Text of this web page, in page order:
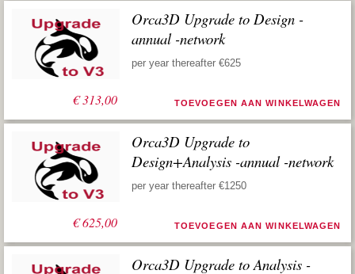
€313,00
Orca3D Upgrade to Design -
annual -network
per year thereafter €625
TOEVOEGEN AAN WINKELWAGEN
€625,00
Orca3D Upgrade to
Design+Analysis -annual -network
per year thereafter €1250
TOEVOEGEN AAN WINKELWAGEN
Orca3D Upgrade to Analysis -